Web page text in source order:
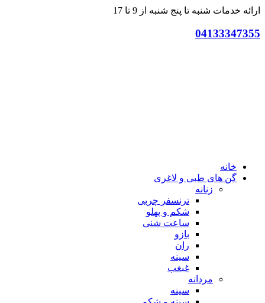
ارائه خدمات شنبه تا پنج شنبه از 9 تا 17
04133347355
خانه
گن های طبی و لاغری
زنانه
ترنسفر چربی
شکم و پهلو
ساعت شنی
بازو
ران
سینه
غبغب
مردانه
سینه